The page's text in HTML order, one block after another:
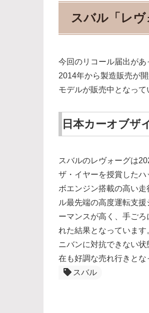
スバル「レヴ
今回のリコール届出が
2014年から製造販売が
モデルが販売中となっ
日本カーオブザ
スバルのレヴォーグは
ザ・イヤーを授賞した
ボエンジン搭載の高い
ル最先端の高度運転支
ーマンスが高く、手ご
れた結果となっていま
ニバンに対抗できない
在も好調な売れ行きとな
スバル